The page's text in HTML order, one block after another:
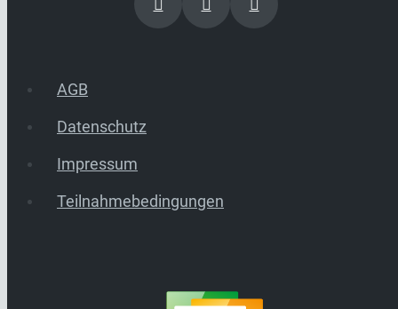
AGB
Datenschutz
Impressum
Teilnahmebedingungen